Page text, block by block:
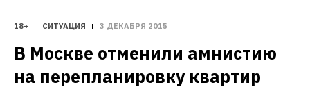
18+ СИТУАЦИЯ 3 ДЕКАБРЯ 2015
В Москве отменили амнистию